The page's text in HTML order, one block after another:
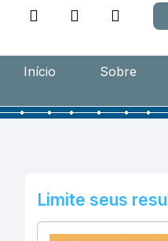
Início Sobre
Limite seus